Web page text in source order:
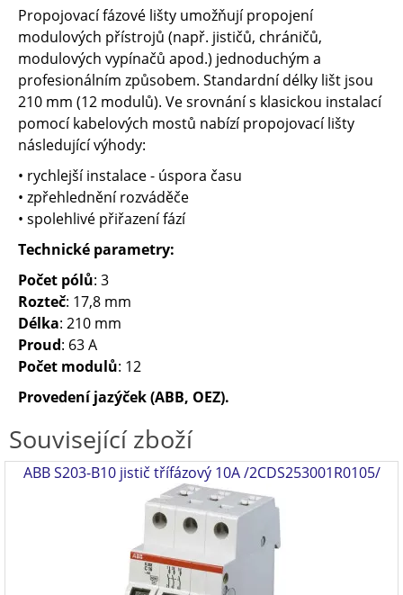
Propojovací fázové lišty umožňují propojení
modulových přístrojů (např. jističů, chráničů,
modulových vypínačů apod.) jednoduchým a
profesionálním způsobem. Standardní délky lišt jsou
210 mm (12 modulů). Ve srovnání s klasickou instalací
pomocí kabelových mostů nabízí propojovací lišty
následující výhody:
• rychlejší instalace - úspora času
• zpřehlednění rozváděče
• spolehlivé přiřazení fází
Technické parametry:
Počet pólů: 3
Rozteč: 17,8 mm
Délka: 210 mm
Proud: 63 A
Počet modulů: 12
Provedení jazýček(ABB, OEZ).
Související zboží
ABB S203-B10 jistič třífázový 10A /2CDS253001R0105/